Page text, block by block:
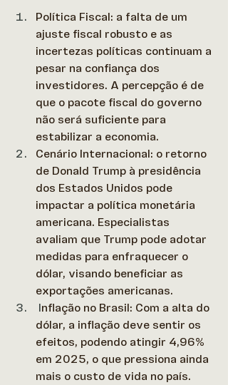
Política Fiscal: a falta de um
ajuste fiscal robusto e as
incertezas políticas continuam a
pesar na confiança dos
investidores. A percepção é de
que o pacote fiscal do governo
não será suficiente para
estabilizar a economia.
Cenário Internacional: o retorno
de Donald Trump à presidência
dos Estados Unidos pode
impactar a política monetária
americana. Especialistas
avaliam que Trump pode adotar
medidas para enfraquecer o
dólar, visando beneficiar as
exportações americanas.
Inflação no Brasil: Com a alta do
dólar, a inflação deve sentir os
efeitos, podendo atingir 4,96%
em 2025, o que pressiona ainda
mais o custo de vida no país.